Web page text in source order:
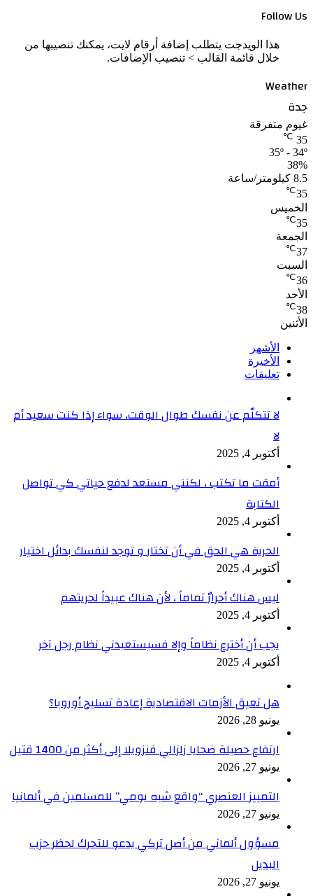
Follow Us
هذا الويدجت يتطلب إضافة أرقام لايت، يمكنك تنصيبها من
خلال قائمة القالب > تنصيب الإضافات.
Weather
جدة
غيوم متفرقة
35
℃
35º - 34º
38%
8.5 كيلومتر/ساعة
35
℃
الخميس
35
℃
الجمعة
37
℃
السبت
36
℃
الأحد
38
℃
الأثنين
الأشهر
الأخيرة
تعليقات
لا تتكلّم عن نفسك طوال الوقت، سواء إذا كنت سعيد أم
لا
أكتوبر 4, 2025
أمقت ما تكتب ، لكنني مستعد لدفع حياتي كي تواصل
الكتابة
أكتوبر 4, 2025
الحرية هي الحق في أن تختار و توجد لنفسك بدائل اختيار
أكتوبر 4, 2025
ليس هناك أحرارٌ تماماً ، لأن هناك عبيداً لحريتهم
أكتوبر 4, 2025
يجب أن أخترع نظاماً وإلا فسيستعبدني نظام رجل آخر
أكتوبر 4, 2025
هل تعيق الأزمات الاقتصادية إعادة تسليح أوروبا؟
يونيو 28, 2026
ارتفاع حصيلة ضحايا زلزالي فنزويلا إلى أكثر من 1400 قتيل
يونيو 27, 2026
التمييز العنصري “واقع شبه يومي” للمسلمين في ألمانيا
يونيو 27, 2026
مسؤول ألماني من أصل تركي يدعو للتحرك لحظر حزب
البديل
يونيو 27, 2026